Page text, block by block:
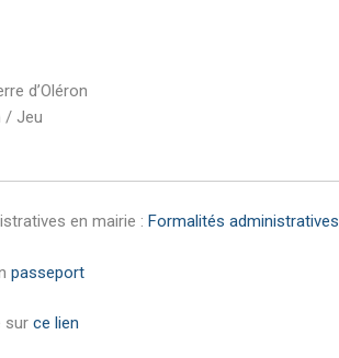
d’Oléron
/ Jeu
en mairie : Formalités administratives
passeport
sur ce lien